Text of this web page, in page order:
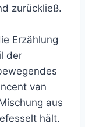
zurückließ.
Erzählung
der
van
aus
hält.